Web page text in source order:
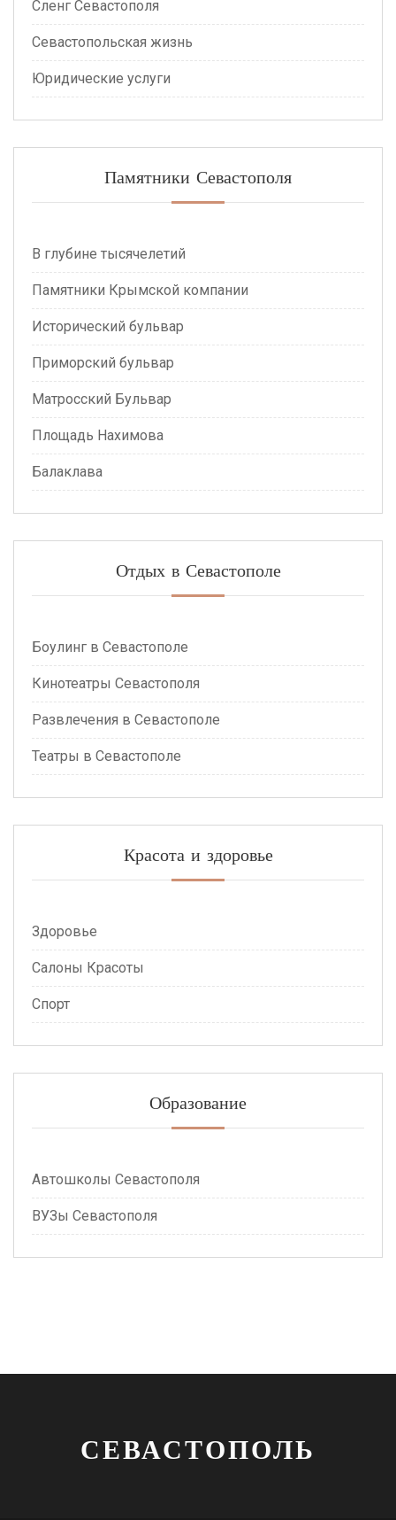
Сленг Севастополя
Севастопольская жизнь
Юридические услуги
Памятники Севастополя
В глубине тысячелетий
Памятники Крымской компании
Исторический бульвар
Приморский бульвар
Матросский Бульвар
Площадь Нахимова
Балаклава
Отдых в Севастополе
Боулинг в Севастополе
Кинотеатры Севастополя
Развлечения в Севастополе
Театры в Севастополе
Красота и здоровье
Здоровье
Салоны Красоты
Спорт
Образование
Автошколы Севастополя
ВУЗы Севастополя
СЕВАСТОПОЛЬ